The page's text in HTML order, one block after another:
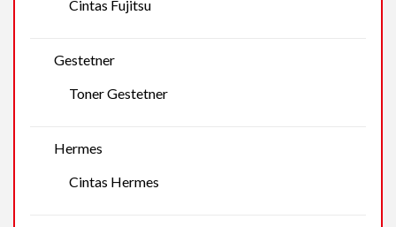
Cintas Fujitsu
Gestetner
Toner Gestetner
Hermes
Cintas Hermes